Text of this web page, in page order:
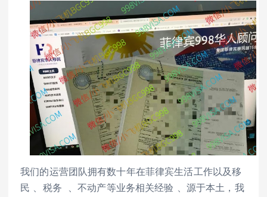
我们的运营团队拥有数十年在菲律宾生活工作以及移
民 、税务 、不动产等业务相关经验 、源于本土，我